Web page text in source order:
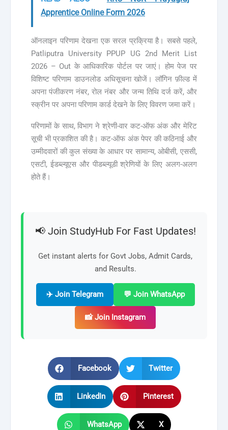
Apprentice Online Form 2026
ऑनलाइन परिणाम देखना एक सरल प्रक्रिया है। सबसे पहले,
Patliputra University PPUP UG 2nd Merit List
2026 – Out के आधिकारिक पोर्टल पर जाएं। होम पेज पर
विशिष्ट परिणाम डाउनलोड अधिसूचना खोजें। लॉगिन फ़ील्ड में
अपना पंजीकरण नंबर, रोल नंबर और जन्म तिथि दर्ज करें, और
स्क्रीन पर अपना परिणाम कार्ड देखने के लिए विवरण जमा करें।
परिणामों के साथ, विभाग ने श्रेणी-वार कट-ऑफ अंक और मेरिट
सूची भी प्रकाशित की है। कट-ऑफ अंक पेपर की कठिनाई और
उम्मीदवारों की कुल संख्या के आधार पर सामान्य, ओबीसी, एससी,
एसटी, ईडब्ल्यूएस और पीडब्ल्यूडी श्रेणियों के लिए अलग-अलग
होते हैं।
📢 Join StudyHub For Fast Updates!
Get instant alerts for Govt Jobs, Admit Cards,
and Results.
✈️ Join Telegram 💬 Join WhatsApp
📸 Join Instagram
Facebook Twitter
LinkedIn Pinterest
WhatsApp X